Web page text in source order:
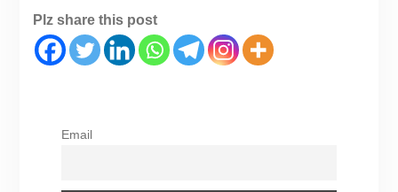
Plz share this post
Email